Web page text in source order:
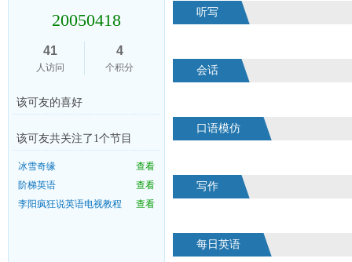
20050418
41
人访问
4
个积分
该可友的喜好
该可友共关注了1个节目
查看
冰雪奇缘
查看
阶梯英语
查看
李阳疯狂说英语电视教程
听写
会话
口语模仿
写作
每日英语